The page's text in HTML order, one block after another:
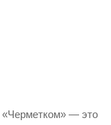
«Черметком» — это